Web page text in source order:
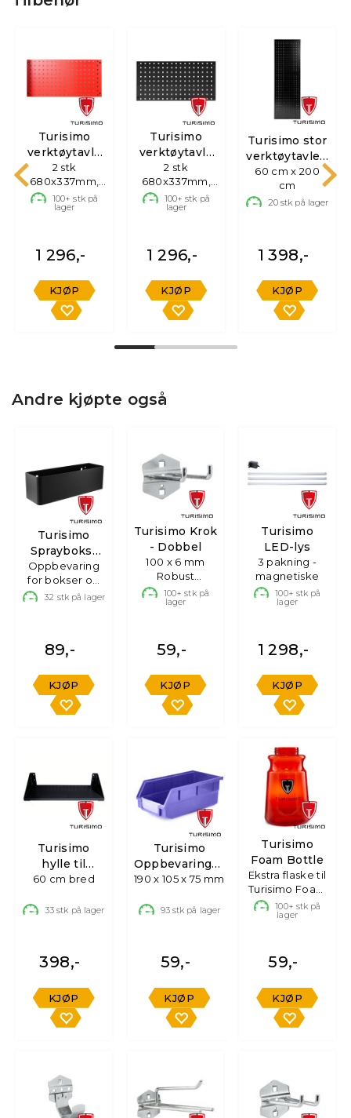
Turisimo
verktøytavle
rød
2 stk
680x337mm,
Opphengsplate
100+ stk på
lager
1 296,-
KJØP
Turisimo
verktøytavle
Sort
2 stk
680x337mm,
Opphengsplate
100+ stk på
lager
1 296,-
KJØP
Turisimo stor
verktøytavle -
sort
60 cm x 200
cm
20stk på lager
1 398,-
KJØP
Andre kjøpte også
Turisimo
Sprayboks-
og
Flaskeholder
Oppbevaring
for bokser og
flasker
32 stk på lager
89,-
KJØP
Turisimo Krok
- Dobbel
100 x 6 mm
Robust
opphengskrok
100+ stk på
lager
59,-
KJØP
Turisimo
LED-lys
3 pakning -
magnetiske
100+ stk på
lager
1 298,-
KJØP
Turisimo
hylle til
verktøytavle -
60 cm bred
33 stk på lager
398,-
KJØP
Turisimo
Oppbevaringsboks
med Holder
190 x 105 x 75 mm
93stk på lager
59,-
KJØP
Turisimo
Foam Bottle
Ekstra flaske til
Turisimo Foam
Cannnon
100+ stk på
lager
59,-
KJØP